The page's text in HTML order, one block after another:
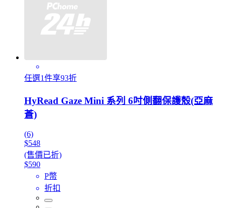
任選1件享93折
HyRead Gaze Mini 系列 6吋側翻保護殼(亞麻
蒼)
(6)
$548
(售價已折)
$590
P幣
折扣